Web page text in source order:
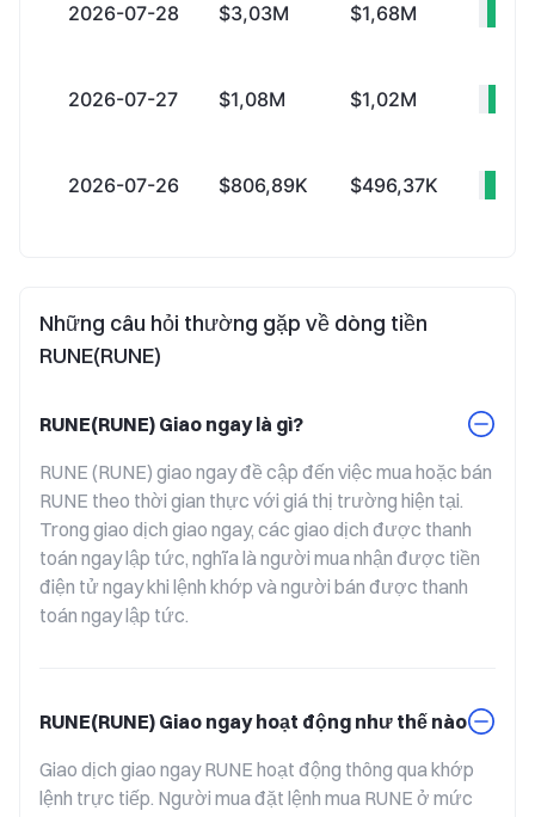
2026-07-28 $3,03M $1,68M
2026-07-27 $1,08M $1,02M
2026-07-26 $806,89K $496,37K
Những câu hỏi thường gặp về dòng tiền
RUNE(RUNE)
RUNE(RUNE) Giao ngay là gì?
RUNE (RUNE) giao ngay đề cập đến việc mua hoặc bán
RUNE theo thời gian thực với giá thị trường hiện tại.
Trong giao dịch giao ngay, các giao dịch được thanh
toán ngay lập tức, nghĩa là người mua nhận được tiền
điện tử ngay khi lệnh khớp và người bán được thanh
toán ngay lập tức.
RUNE(RUNE) Giao ngay hoạt động như thế nào
Giao dịch giao ngay RUNE hoạt động thông qua khớp
lệnh trực tiếp. Người mua đặt lệnh mua RUNE ở mức